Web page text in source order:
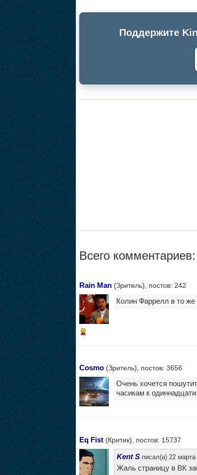
Поддержите
Всего
Rain Man(Зритель), постов: 242
1
Колин Фаррелл в то
Cosmo(Зритель), постов: 3656
Очень хочется
часикам к
Eq Fist(Критик), постов: 15737
Kent Sписал(а) 22 марта
Жаль страницу в ВК